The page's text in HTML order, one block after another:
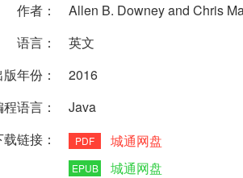
作者：
Allen B. Downey and Chris
语言：
英文
版年份：
2016
语言：
Java
链接：
PDF 城通网盘
EPUB 城通网盘